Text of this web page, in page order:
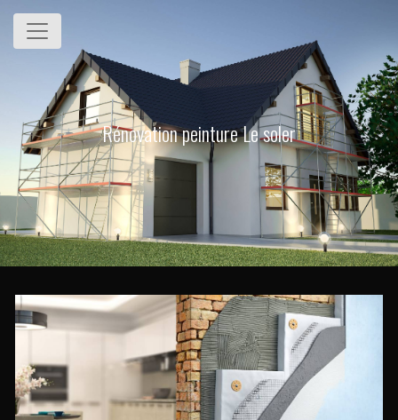
Panneau de gestion des cookies
Rénovation peinture Le soler